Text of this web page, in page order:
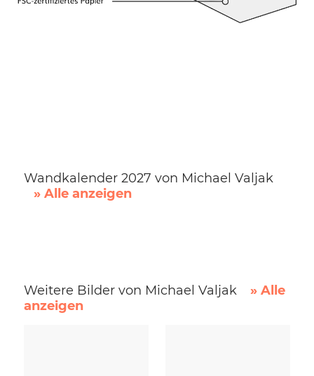
Wandkalender 2027 von Michael Valjak
» Alle anzeigen
Weitere Bilder von Michael Valjak
» Alle
anzeigen